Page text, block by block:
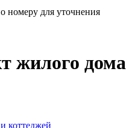
номеру для уточнения
жилого дома
коттеджей